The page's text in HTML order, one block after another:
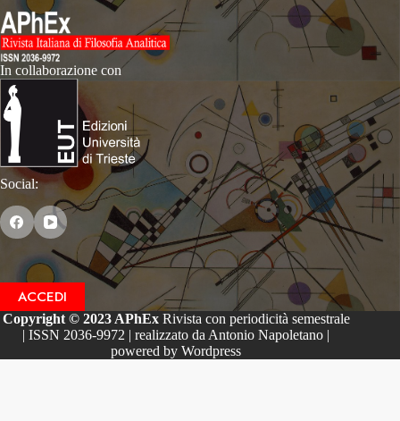
In collaborazione con
Social:
ACCEDI
Copyright © 2023 APhExRivista con periodicità semestrale
| ISSN 2036-9972 | realizzato da Antonio Napoletano |
powered by Wordpress